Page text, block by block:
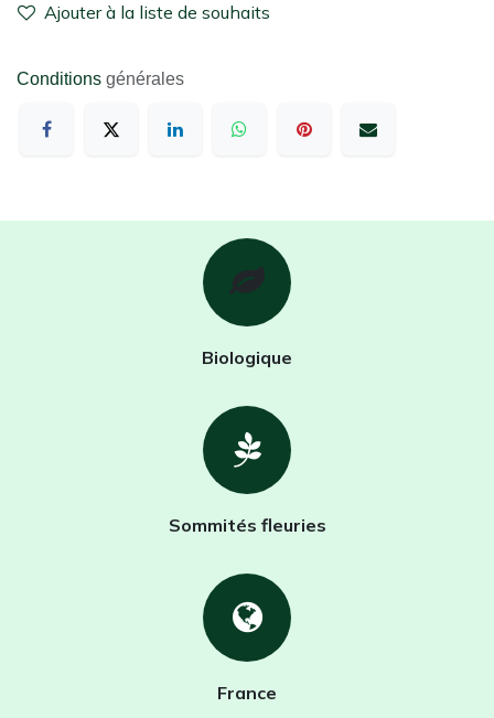
Ajouter à la liste de souhaits
Conditions générales
Biologique
Sommités fleuries
France